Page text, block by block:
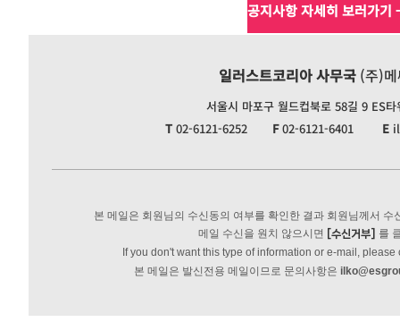
공지사항 자세히 보러가
일러스트코리아 사무국 (주)
서울시 마포구 월드컵북로 58길 9 ES
T 02-6121-6252 F02-6121-6401 E
본 메일은 회원님의 수신동의 여부를 확인한 결과 회원님께서
메일 수신을 원치 않으시면
[수신거부]
를
If you don't want this type of information or e-mail,
본 메일은 발신전용 메일이므로 문의사항은